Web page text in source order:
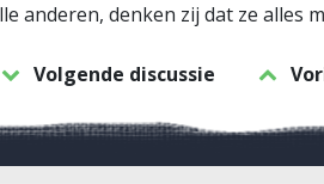
anderen, denken zij dat ze alles
Volgende discussie